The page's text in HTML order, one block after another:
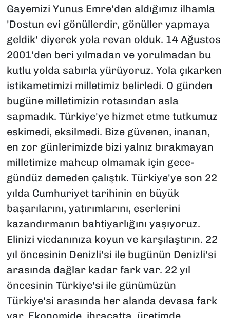
Gayemizi Yunus Emre'den aldığımız ilhamla
'Dostun evi gönüllerdir, gönüller yapmaya
geldik' diyerek yola revan olduk. 14 Ağustos
2001'den beri yılmadan ve yorulmadan bu
kutlu yolda sabırla yürüyoruz. Yola çıkarken
istikametimizi milletimiz belirledi. O günden
bugüne milletimizin rotasından asla
sapmadık. Türkiye'ye hizmet etme tutkumuz
eskimedi, eksilmedi. Bize güvenen, inanan,
en zor günlerimizde bizi yalnız bırakmayan
milletimize mahcup olmamak için gece-
gündüz demeden çalıştık. Türkiye'ye son 22
yılda Cumhuriyet tarihinin en büyük
başarılarını, yatırımlarını, eserlerini
kazandırmanın bahtiyarlığını yaşıyoruz.
Elinizi vicdanınıza koyun ve karşılaştırın. 22
yıl öncesinin Denizli'si ile bugünün Denizli'si
arasında dağlar kadar fark var. 22 yıl
öncesinin Türkiye'si ile günümüzün
Türkiye'si arasında her alanda devasa fark